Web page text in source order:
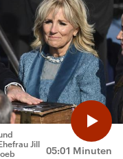
05:01 Minuten
Jill